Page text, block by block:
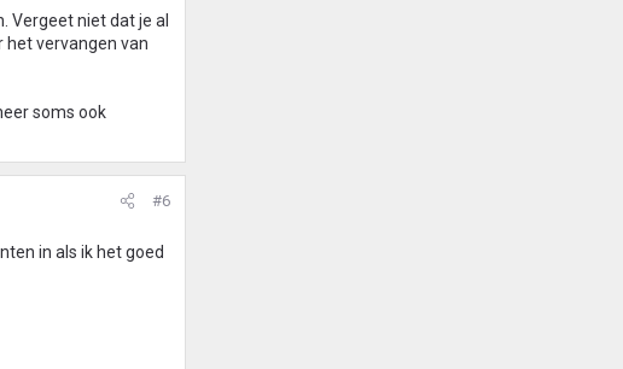
Vergeet niet dat je al
het vervangen van
soms ook
#6
in als ik het goed